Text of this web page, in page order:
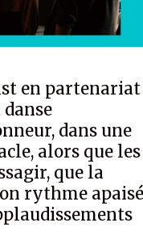
en partenariat
dans une
alors que les
que la
rythme